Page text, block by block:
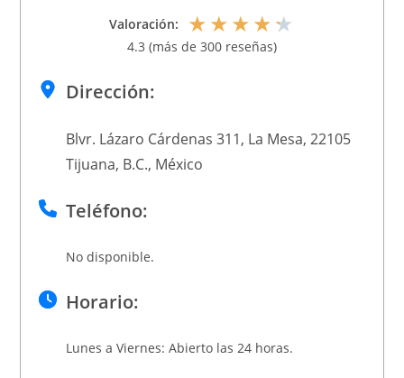
Valoración: ★★★★★
4.3 (más de 300 reseñas)
Dirección:
Blvr. Lázaro Cárdenas 311, La Mesa, 22105
Tijuana, B.C., México
Teléfono:
No disponible.
Horario:
Lunes a Viernes: Abierto las 24 horas.